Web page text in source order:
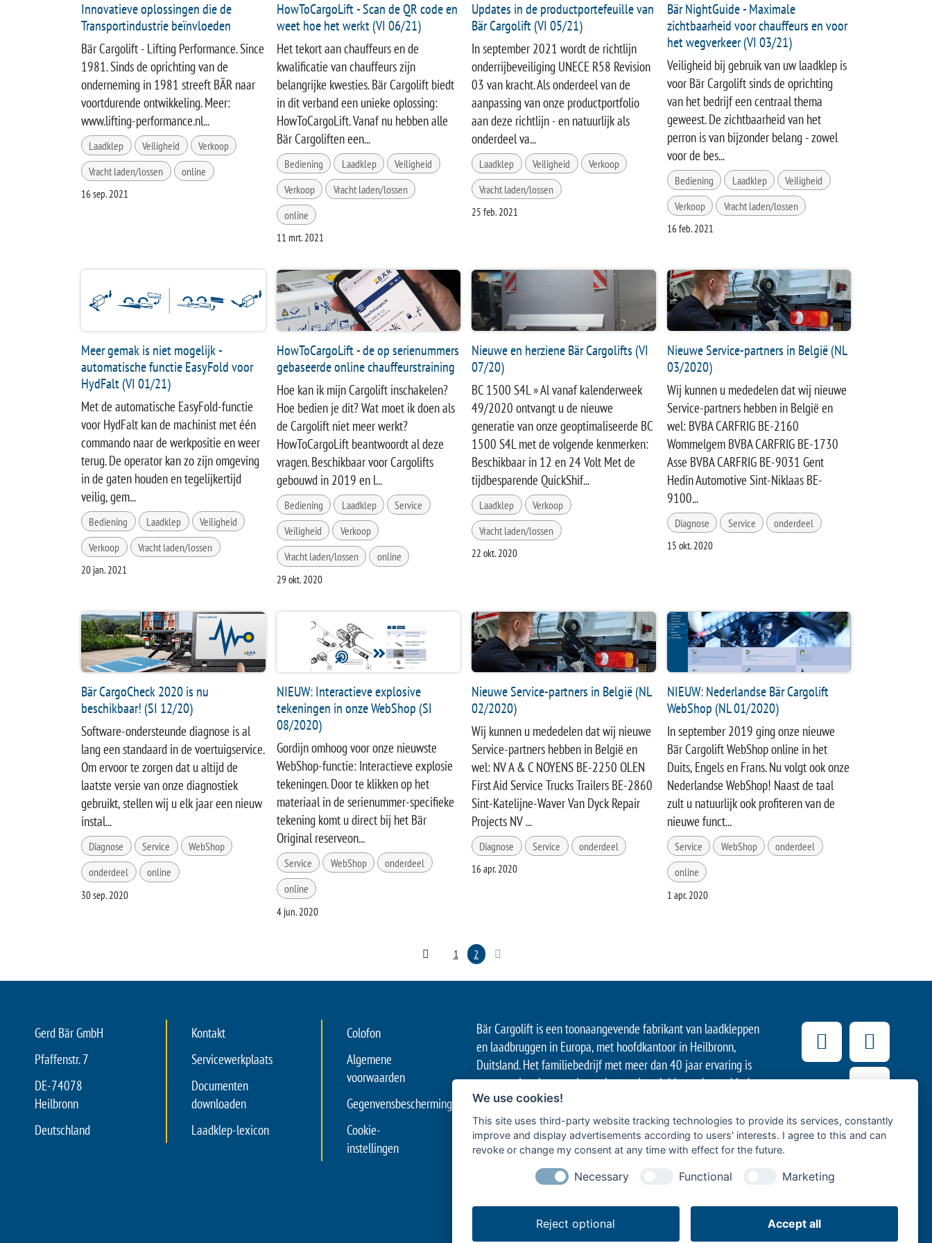
Innovatieve oplossingen die de
Transportindustrie beïnvloeden
Bär Cargolift - Lifting Performance. Since
1981. Sinds de oprichting van de
onderneming in 1981 streeft BÄR naar
voortdurende ontwikkeling. Meer:
www.lifting-performance.nl...
Laadklep Veiligheid
Verkoop
Vracht laden/lossen
online
16 sep. 2021
HowToCargoLift - Scan de QR code en
weet hoe het werkt (VI 06/21)
Het tekort aan chauffeurs en de
kwalificatie van chauffeurs zijn
belangrijke kwesties. Bär Cargolift biedt
in dit verband een unieke oplossing:
HowToCargoLift. Vanaf nu hebben alle
Bär Cargoliften een...
Bediening Laadklep
Veiligheid
Verkoop
Vracht laden/lossen
online
11 mrt. 2021
Updates in de productportefeuille van
Bär Cargolift (VI 05/21)
In september 2021 wordt de richtlijn
onderrijbeveiliging UNECE R58 Revision
03 van kracht. Als onderdeel van de
aanpassing van onze productportfolio
aan deze richtlijn - en natuurlijk als
onderdeel va...
Laadklep Veiligheid
Verkoop
Vracht laden/lossen
25 feb. 2021
Bär NightGuide - Maximale
zichtbaarheid voor chauffeurs en voor
het wegverkeer (VI 03/21)
Veiligheid bij gebruik van uw laadklep is
voor Bär Cargolift sinds de oprichting
van het bedrijf een centraal thema
geweest. De zichtbaarheid van het
perron is van bijzonder belang - zowel
voor de bes...
Bediening Laadklep
Veiligheid
Verkoop
Vracht laden/lossen
16 feb. 2021
Meer gemak is niet mogelijk -
automatische functie EasyFold voor
HydFalt (VI 01/21)
Met de automatische EasyFold-functie
voor HydFalt kan de machinist met één
commando naar de werkpositie en weer
terug. De operator kan zo zijn omgeving
in de gaten houden en tegelijkertijd
veilig, gem...
Bediening Laadklep
Veiligheid
Verkoop
Vracht laden/lossen
20 jan. 2021
HowToCargoLift - de op serienummers
gebaseerde online chauffeurstraining
Hoe kan ik mijn Cargolift inschakelen?
Hoe bedien je dit? Wat moet ik doen als
de Cargolift niet meer werkt?
HowToCargoLift beantwoordt al deze
vragen. Beschikbaar voor Cargolifts
gebouwd in 2019 en l...
Bediening Laadklep
Service
Veiligheid
Verkoop
Vracht laden/lossen
online
29 okt. 2020
Nieuwe en herziene Bär Cargolifts (VI
07/20)
BC 1500 S4L » Al vanaf kalenderweek
49/2020 ontvangt u de nieuwe
generatie van onze geoptimaliseerde BC
1500 S4L met de volgende kenmerken:
Beschikbaar in 12 en 24 Volt Met de
tijdbesparende QuickShif...
Laadklep
Verkoop
Vracht laden/lossen
22 okt. 2020
Nieuwe Service-partners in België (NL
03/2020)
Wij kunnen u mededelen dat wij nieuwe
Service-partners hebben in België en
wel: BVBA CARFRIG BE-2160
Wommelgem BVBA CARFRIG BE-1730
Asse BVBA CARFRIG BE-9031 Gent
Hedin Automotive Sint-Niklaas BE-
9100...
Diagnose Service onderdeel
15 okt. 2020
Bär CargoCheck 2020 is nu
beschikbaar! (SI 12/20)
Software-ondersteunde diagnose is al
lang een standaard in de voertuigservice.
Om ervoor te zorgen dat u altijd de
laatste versie van onze diagnostiek
gebruikt, stellen wij u elk jaar een nieuw
instal...
Diagnose Service
WebShop
onderdeel
online
30 sep. 2020
NIEUW: Interactieve explosive
tekeningen in onze WebShop (SI
08/2020)
Gordijn omhoog voor onze nieuwste
WebShop-functie: Interactieve explosie
tekeningen. Door te klikken op het
materiaal in de serienummer-specifieke
tekening komt u direct bij het Bär
Original reserveon...
Service WebShop
onderdeel
online
4 jun. 2020
Nieuwe Service-partners in België (NL
02/2020)
Wij kunnen u mededelen dat wij nieuwe
Service-partners hebben in België en
wel: NV A & C NOYENS BE-2250 OLEN
First Aid Service Trucks Trailers BE-2860
Sint-Katelijne-Waver Van Dyck Repair
Projects NV ...
Diagnose Service onderdeel
16 apr. 2020
NIEUW: Nederlandse Bär Cargolift
WebShop (NL 01/2020)
In september 2019 ging onze nieuwe
Bär Cargolift WebShop online in het
Duits, Engels en Frans. Nu volgt ook onze
Nederlandse WebShop! Naast de taal
zult u natuurlijk ook profiteren van de
nieuwe funct...
Service WebShop
onderdeel
online
1 apr. 2020
1 2
Gerd Bär GmbH
Pfaffenstr. 7
DE-74078
Heilbronn
Deutschland
Kontakt
Servicewerkplaats
Documenten
downloaden
Laadklep-lexicon
Colofon
Algemene
voorwaarden
Gegenvensbescherming
Cookie-
instellingen
Bär Cargolift is een toonaangevende fabrikant van laadkleppen
en laadbruggen in Europa, met hoofdkantoor in Heilbronn,
Duitsland. Het familiebedrijf met meer dan 40 jaar ervaring is
een premium leverancier en innovatieve leider op het gebied
van efficiënt goederentransport met bedrijfsvoertuigen. Zijn
hefsystemen aan de achterzijde van voertuigen ondersteunen
zowel de professionele logistiek van levensmiddelen en dranken
met vrachtwagens en opleggers als het langeafstandsvervoer
met opleggers, ambachtelijke bedrijven met bestelwagens of
kilometer’.
We use cookies!
This site uses third-party website tracking technologies to provide its services, constantly
improve and display advertisements according to users' interests. I agree to this and can
revoke or change my consent at any time with effect for the future.
Necessary Functional Marketing
Reject optional Accept all